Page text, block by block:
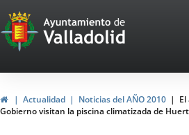
Portal
Web
del
Ayuntamiento
de
HomeActualidad Noticias del AÑO 2010
Gobierno visitan la piscina climatizada de